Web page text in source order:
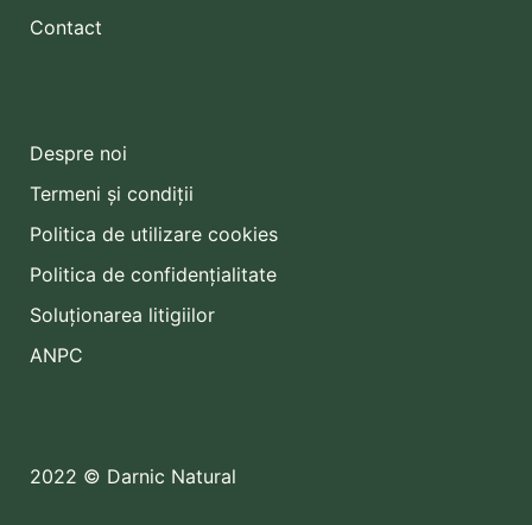
Contact
Despre noi
Termeni și condiții
Politica de utilizare cookies
Politica de confidențialitate
Soluționarea litigiilor
ANPC
2022 © Darnic Natural